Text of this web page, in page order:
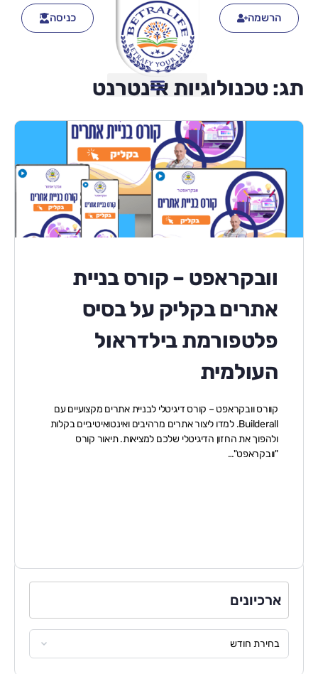
הרשמה כניסה
תג:טכנולוגיות אינטרנט
וובקראפט – קורס בניית
אתרים בקליק על בסיס
פלטפורמת בילדראול
העולמית
קוורס וובקראפט – קורס דיגיטלי לבניית אתרים מקצועיים עם
Builderall. למדו ליצור אתרים מרהיבים ואינטואיטיביים בקלות
ולהפוך את החזון הדיגיטלי שלכם למציאות. תיאור קורס
"וובקראפט"…
ארכיונים